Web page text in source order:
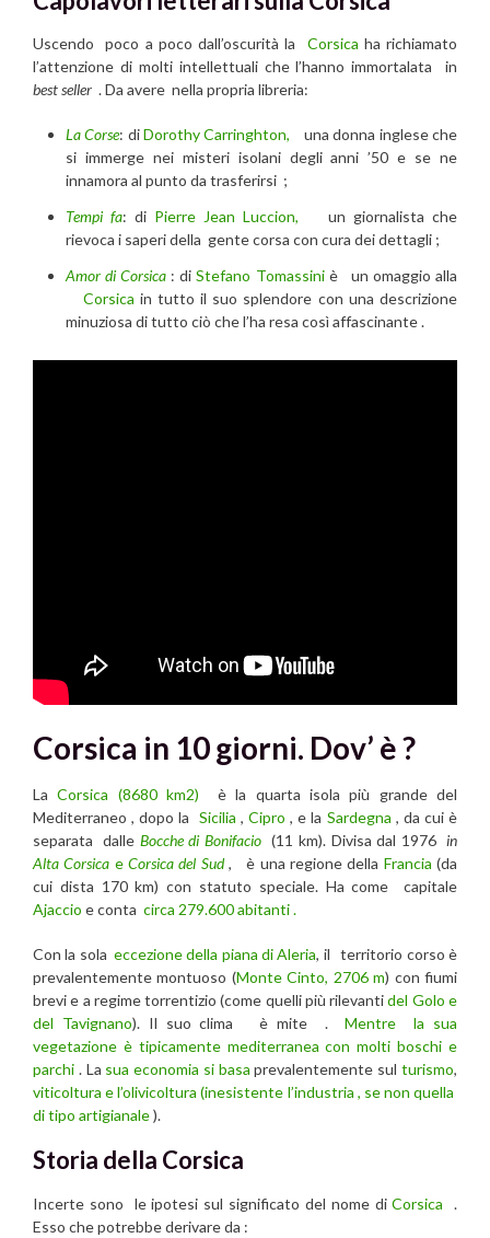
Uscendo poco a poco dall’oscurità la Corsica ha richiamato
l’attenzione di molti intellettuali che l’hanno immortalata in
best seller . Da avere nella propria libreria:
La Corse: diDorothy Carringhton,
una donna inglese che
si immerge nei misteri isolani degli anni ’50 e se ne
innamora al punto da trasferirsi ;
Tempi fa: di Pierre Jean Luccion, un giornalista che
rievoca i saperi della gente corsa con cura dei dettagli ;
Amor di Corsica : diStefano Tomassiniè un omaggio alla
Corsica in tutto il suo splendore con una descrizione
minuziosa di tutto ciò che l’ha resa così affascinante .
Corsica in 10 giorni. Dov’ è ?
LaCorsica (8680 km2)
è la quarta isola più grande del
Mediterraneo , dopo la Sicilia , Cipro , e la Sardegna , da cui è
separata dalle Bocche diBonifacio (11 km). Divisa dal 1976 in
Alta Corsica eCorsica del Sud, è una regione della Francia (da
cui dista 170 km) con statuto speciale. Ha come capitale
Ajaccio e conta circa 279.600 abitanti .
Con la solaeccezione della piana di Aleria, il territorio corso è
prevalentemente montuoso (Monte Cinto, 2706 m) con fiumi
brevi e a regime torrentizio (come quelli più rilevantidel Golo e
del Tavignano). Il suo clima è mite .Mentre la sua
vegetazione è tipicamente mediterranea con molti boschi e
parchi . La sua economia si basa prevalentemente sulturismo,
viticoltura e l’olivicoltura (inesistente l’industria , se non quella
di tipo artigianale).
Storia della Corsica
Incerte sono le ipotesi sul significato del nome diCorsica .
Esso che potrebbe derivare da :